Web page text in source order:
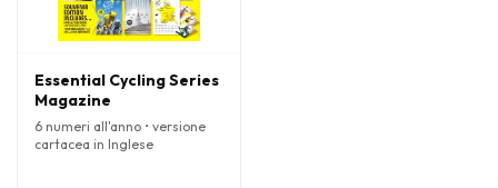
Essential Cycling Series
Magazine
6 numeri all'anno • versione
cartacea in Inglese